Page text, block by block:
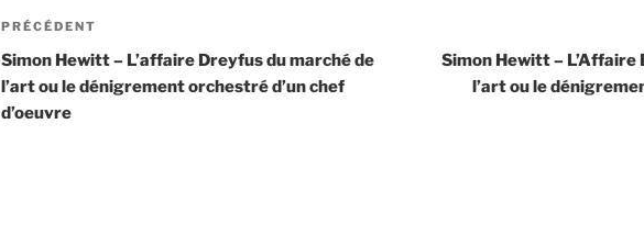
Navigation
de
l’article
Article
précédent
PRÉCÉDENT
Simon Hewitt – L’affaire Dreyfus du marché de
l’art ou le dénigrement orchestré d’un chef
d’oeuvre
Simon Hewitt – L’Affaire
l’art ou le